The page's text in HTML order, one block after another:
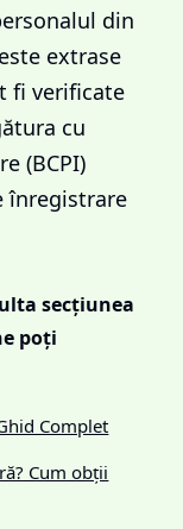
din
extrase
fi verificate
cu
(BCPI)
înregistrare
secțiunea
poți
Complet
Cum obții